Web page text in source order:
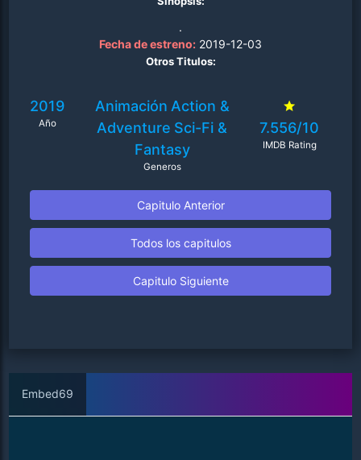
.
Fecha de estreno: 2019-12-03
Otros Titulos:
2019
Año
Animación Action &
Adventure Sci-Fi &
Fantasy
Generos
7.556/10
IMDB Rating
Capitulo Anterior
Todos los capitulos
Capitulo Siguiente
Embed69